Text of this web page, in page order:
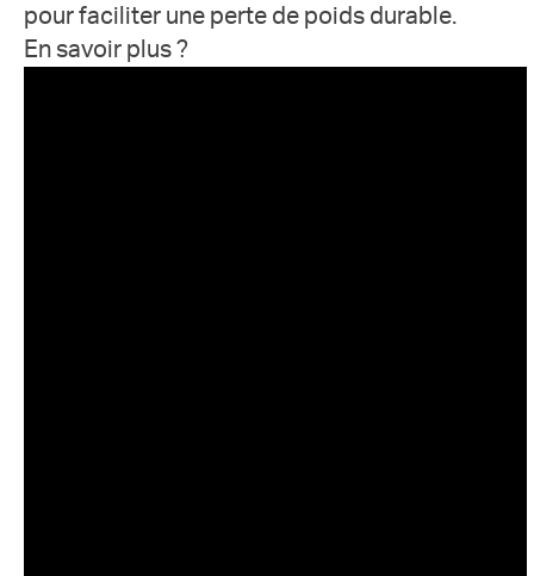
pour faciliter une perte de poids durable.
En savoir plus ?